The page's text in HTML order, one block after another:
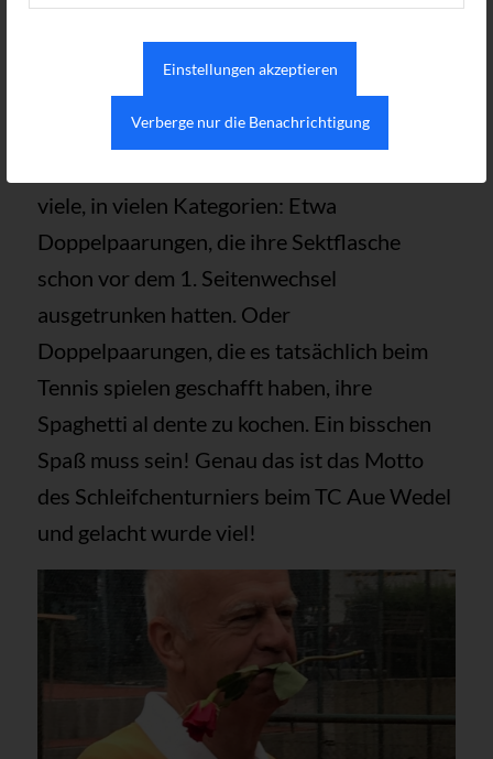
Einstellungen akzeptieren
Verberge nur die Benachrichtigung
Pasta & Sekt! Alles weitere bleibt Eurer
Fantasie überlassen. Oder schaut mal
viele, in vielen Kategorien: Etwa
Doppelpaarungen, die ihre Sektflasche
schon vor dem 1. Seitenwechsel
ausgetrunken hatten. Oder
Doppelpaarungen, die es tatsächlich beim
Tennis spielen geschafft haben, ihre
Spaghetti al dente zu kochen. Ein bisschen
Spaß muss sein! Genau das ist das Motto
des Schleifchenturniers beim TC Aue Wedel
und gelacht wurde viel!